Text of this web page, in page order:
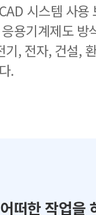
시스템 사
용기계제도 방
기, 전자, 건설,
.
떠한 작업을